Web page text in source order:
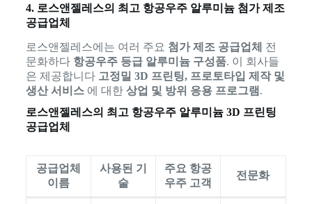
4. 로스앤젤레스의 최고 항공우주 알루미늄 첨가 제조
공급업체
로스앤젤레스에는 여러 주요 첨가 제조 공급업체
전
문화하다 항공우주 등급 알루미늄 구성품. 이 회사들
은 제공합니다 고정밀 3D 프린팅, 프로토타입 제작 및
생산 서비스에 대한 상업 및 방위 응용 프로그램 .
로스앤젤레스의 최고 항공우주 알루미늄 3D 프린팅
공급업체
공급업체
이름
사용된 기
술
주요 항공
우주 고객
전문화